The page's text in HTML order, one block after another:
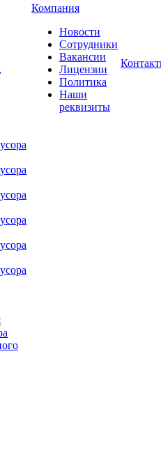
Компания
Новости
Сотрудники
Вакансии
Лицензии
Политика
Наши
реквизиты